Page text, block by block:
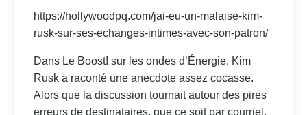
https://hollywoodpq.com/jai-eu-un-malaise-kim-
rusk-sur-ses-echanges-intimes-avec-son-patron/
Dans Le Boost! sur les ondes d’Énergie, Kim
Rusk a raconté une anecdote assez cocasse.
Alors que la discussion tournait autour des pires
erreurs de destinataires, que ce soit par courriel,